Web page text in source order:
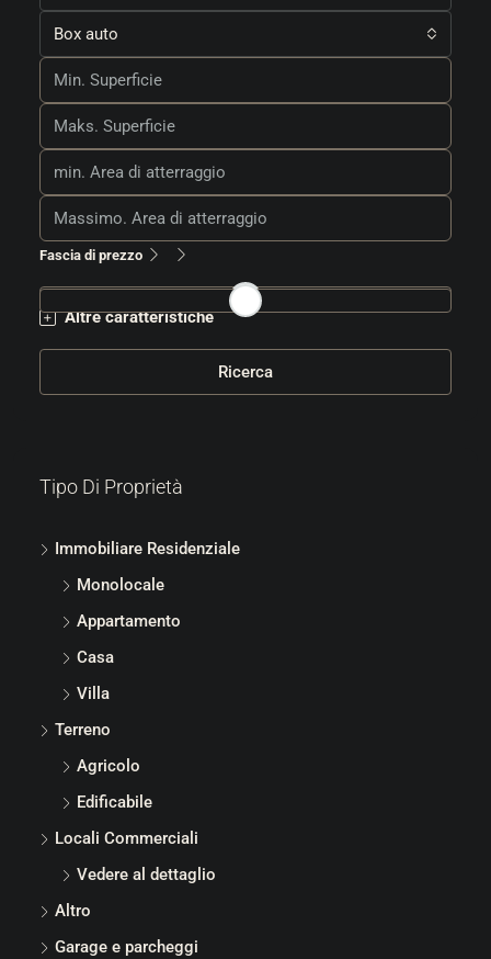
Box auto
Fascia di prezzo
Altre caratteristiche
Ricerca
Tipo Di Proprietà
Immobiliare Residenziale
Monolocale
Appartamento
Casa
Villa
Terreno
Agricolo
Edificabile
Locali Commerciali
Vedere al dettaglio
Altro
Garage e parcheggi